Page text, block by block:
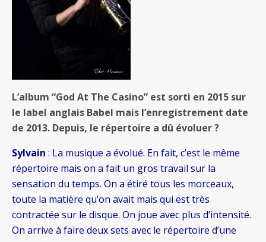
L’album “God At The Casino” est sorti en 2015 sur
le label anglais Babel mais l’enregistrement date
de 2013. Depuis, le répertoire a dû évoluer ?
Sylvain : La musique a évolué. En fait, c’est le même
répertoire mais on a fait un gros travail sur la
sensation du temps. On a étiré tous les morceaux,
toute la matière qu’on avait mais qui est très
contractée sur le disque. On joue avec plus d’intensité.
On arrive à faire deux sets avec le répertoire d’une